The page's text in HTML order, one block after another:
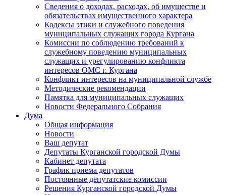
Сведения о доходах, расходах, об имуществе и
обязательствах имущественного характера
Кодексы этики и служебного поведения
муниципальных служащих города Кургана
Комиссии по соблюдению требований к
служебному поведению муниципальных
служащих и урегулированию конфликта
интересов ОМС г. Кургана
Конфликт интересов на муниципальной службе
Методические рекомендации
Памятка для муниципальных служащих
Новости Федерального Cобрания
Дума
Общая информация
Новости
Ваш депутат
Депутаты Курганской городской Думы
Кабинет депутата
График приема депутатов
Постоянные депутатские комиссии
Решения Курганской городской Думы